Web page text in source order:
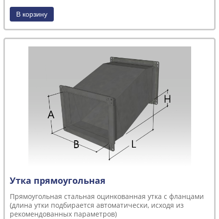
Утка прямоугольная
Прямоугольная стальная оцинкованная утка с фланцами
(длина утки подбирается автоматически, исходя из
рекомендованных параметров)